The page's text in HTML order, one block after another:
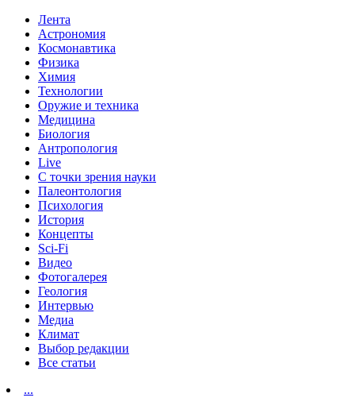
Лента
Астрономия
Космонавтика
Физика
Химия
Технологии
Оружие и техника
Медицина
Биология
Антропология
Live
С точки зрения науки
Палеонтология
Психология
История
Концепты
Sci-Fi
Видео
Фотогалерея
Геология
Интервью
Медиа
Климат
Выбор редакции
Все статьи
...